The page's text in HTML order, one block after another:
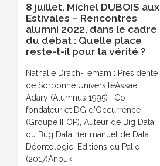
8 juillet, Michel DUBOIS aux
Estivales – Rencontres
alumni 2022, dans le cadre
du débat : Quelle place
reste-t-il pour la vérité ?
Nathalie Drach-Temam : Présidente
de Sorbonne UniversitéAssaël
Adary (Alumnus 1995) : Co-
fondateur et DG d’Occurrence
(Groupe IFOP), Auteur de Big Data
ou Bug Data, 1er manuel de Data
Déontologie, Editions du Palio
(2017)Anouk